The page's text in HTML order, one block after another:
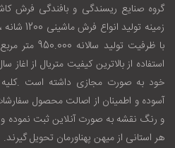
گروه صنایع ریسندگی و بافندگی فرش
با ظرفيت توليد
خود به صورت مجازی داشته است .کليه
آسوده و اطمينان از اصالت محصول
و رنگ نقشه به صورت آنلاين ثبت نموده
هر استانی از ميهن پهناورمان تحويل گيرند.